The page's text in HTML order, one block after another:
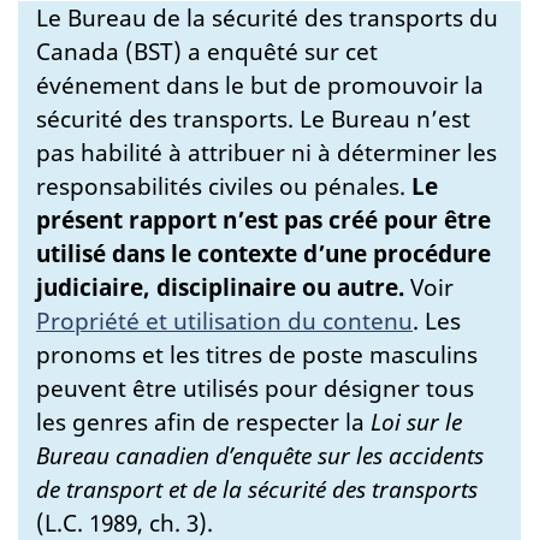
Le Bureau de la sécurité des transports du
Canada (BST) a enquêté sur cet
événement dans le but de promouvoir la
sécurité des transports. Le Bureau n’est
pas habilité à attribuer ni à déterminer les
responsabilités civiles ou pénales. Le
présent rapport n’est pas créé pour être
utilisé dans le contexte d’une procédure
judiciaire, disciplinaire ou autre.Voir
Propriété et utilisation du contenu. Les
pronoms et les titres de poste masculins
peuvent être utilisés pour désigner tous
les genres afin de respecter la Loi sur le
Bureau canadien d’enquête sur les accidents
de transport et de la sécurité des transports
(L.C. 1989, ch. 3).